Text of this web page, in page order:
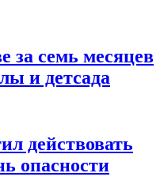
за семь месяцев
и детсада
действовать
опасности